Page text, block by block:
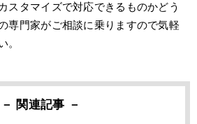
スタマイズで対応できるものかどう
専門家がご相談に乗りますので気軽
。